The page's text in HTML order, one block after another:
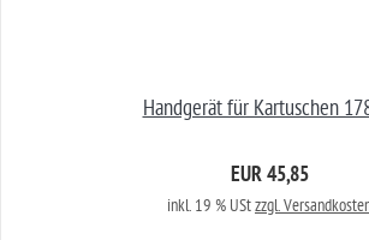
Handgerät für Kartuschen
EUR 45,85
inkl. 19 % UStzzgl.